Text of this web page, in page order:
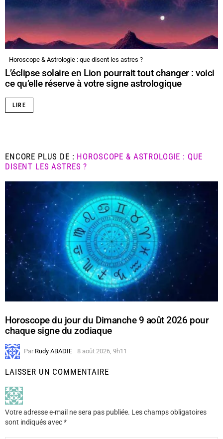
Horoscope & Astrologie : que disent les astres ?
L’éclipse solaire en Lion pourrait tout changer : voici
ce qu’elle réserve à votre signe astrologique
LIRE
ENCORE PLUS DE : HOROSCOPE & ASTROLOGIE : QUE
DISENT LES ASTRES ?
Horoscope du jour du Dimanche 9 août 2026 pour
chaque signe du zodiaque
Par Rudy ABADIE 8 août 2026, 9h11
LAISSER UN COMMENTAIRE
Votre adresse e-mail ne sera pas publiée. Les champs obligatoires
sont indiqués avec*